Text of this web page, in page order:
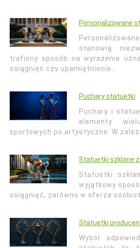
Personalizowane
stanowią
trafiony sposób na wyrażenie
osiągnięć czy upamiętnienie…
Puchary statuetki
Puchary i
elementy
sportowych po artystyczne. W
Statuetki szklane
Statuetki
wyjątkowy
osiągnięć, zarówno w sferze
Statuetki
Wybór